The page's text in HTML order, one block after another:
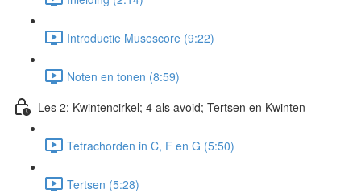
Introductie Musescore (9:22)
Noten en tonen (8:59)
Les 2: Kwintencirkel; 4 als avoid; Tertsen en Kwinten
Tetrachorden in C, F en G (5:50)
Tertsen (5:28)